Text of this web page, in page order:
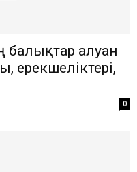
балықтар алуан
ерекшеліктері,
0